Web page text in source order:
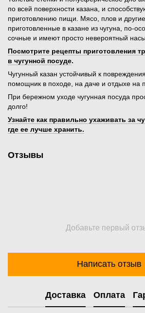
по всей поверхности казана, и
приготовлению пищи. Мясо, плов и
приготовленные в казане из чугуна, по-
сочные и имеют просто невероятный
Посмотрите рецепты приготовления
в чугунной посуде.
Чугунный казан устойчивый к
помощник в походе, на даче и отдыхе на
При бережном уходе чугунная посуда
долго!
Узнайте как правильно ухаживать за
где ее лучше хранить.
Отзывы
Добавьте первый
Написать отзыв
Доставка Оплата